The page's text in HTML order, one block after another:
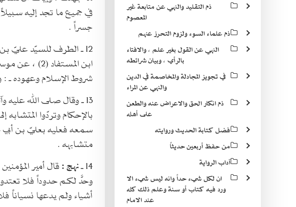
في جميع ما تجد إليه
جسراً .
12 ـ الطرف للسيّد عليّ بن طاووس قدّس سرُّه نقلاً من كتاب الوصيّة لعيسى
ابن المستفاد (2) ، عن موسى بن جعفر ، عن أبيه عليهما‌السلام قال : رسول الله صلى الله عليه وآله ـ عند عدّ
شروط الإسلام وعهوده ـ :
13 ـ وقال صلى الله عليه وآله : وعلى أن تحلّلوا حلال القرآن وتحرّموا حرامه وتعلموا
بالإحكام وتردّوا
سمعه فعليه بعليّ بن
متشابهه .
14 ـ نهج :قال أمير
وحدَّ لكم حدوداً فلا
أشياء ولم يدعها نسياناً
ذم التقليد والنهي عن متابعة غير
المعصوم
ذم علماء السوء ولزوم التحرز عنهم
النهي عن القول بغير علم ، والافتاء
بالرأي ، وبيان شرائطه
في تجويز المجادلة والمخاصمة في الدين
والنهي عن المراء
ذم انكار الحق والاعراض عنه والطعن
على أهله
فضل كتابة الحديث وروايته
من حفظ أربعين حديثاً
آداب الرواية
ان لكل شيء حداً وانه ليس شيء الا
ورد فيه كتاب أو سنة وعلم ذلك كله
عند الامام